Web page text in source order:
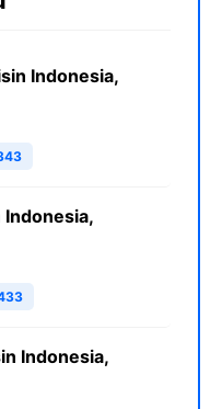
Indonesia,
Indonesia,